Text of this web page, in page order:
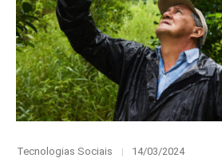
Category
Tecnologias Sociais
Posted
14/03/2024